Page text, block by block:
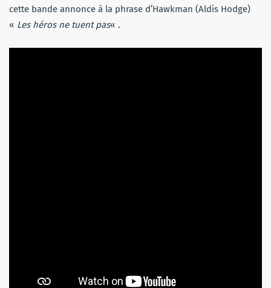
cette bande annonce à la phrase d’Hawkman (Aldis Hodge)
« Les héros ne tuent pas« .